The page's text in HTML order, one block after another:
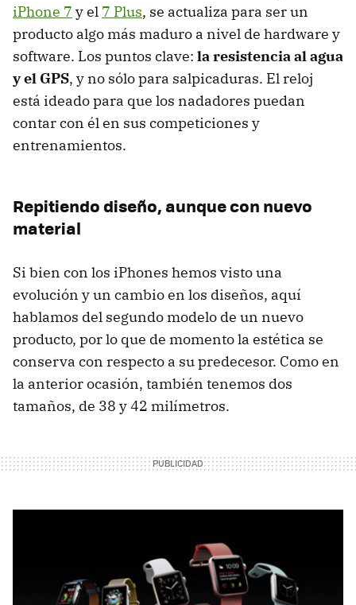
iPhone 7 y el 7 Plus, se actualiza para ser un
producto algo más maduro a nivel de hardware y
software. Los puntos clave: la resistencia al agua
y el GPS, y no sólo para salpicaduras. El reloj
está ideado para que los nadadores puedan
contar con él en sus competiciones y
entrenamientos.
Repitiendo diseño, aunque con nuevo
material
Si bien con los iPhones hemos visto una
evolución y un cambio en los diseños, aquí
hablamos del segundo modelo de un nuevo
producto, por lo que de momento la estética se
conserva con respecto a su predecesor. Como en
la anterior ocasión, también tenemos dos
tamaños, de 38 y 42 milímetros.